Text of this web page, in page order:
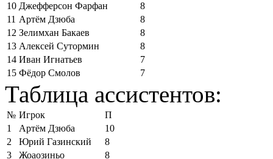
10 Джефферсон Фарфан
8
11 Артём Дзюба
8
12 Зелимхан Бакаев
8
13 Алексей Сутормин
8
14 Иван Игнатьев
7
15 Фёдор Смолов 7
Таблица ассистентов:
№ Игрок
П
1
Артём Дзюба
10
2
Юрий Газинский
8
3
Жоаозиньо
8